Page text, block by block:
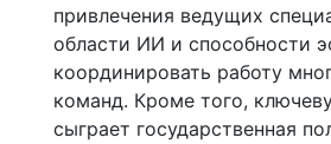
привлечения ведущих
области ИИ и способности
координировать работу
команд. Кроме того,
сыграет государственная